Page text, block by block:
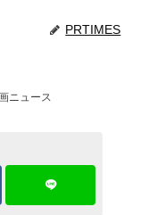
PRTIMES
ニュース